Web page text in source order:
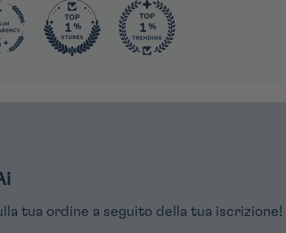
tua ordine a seguito della tua iscrizione!